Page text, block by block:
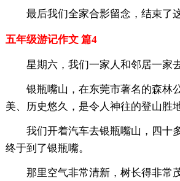
最后我们全家合影留念，结束了
五年级游记作文 篇4
星期六，我们一家人和邻居一家
银瓶嘴山，在东莞市著名的森林
美、历史悠久，是令人神往的登山胜地
我们开着汽车去银瓶嘴山，四十
终于到了银瓶嘴。
那里空气非常清新，树长得非常